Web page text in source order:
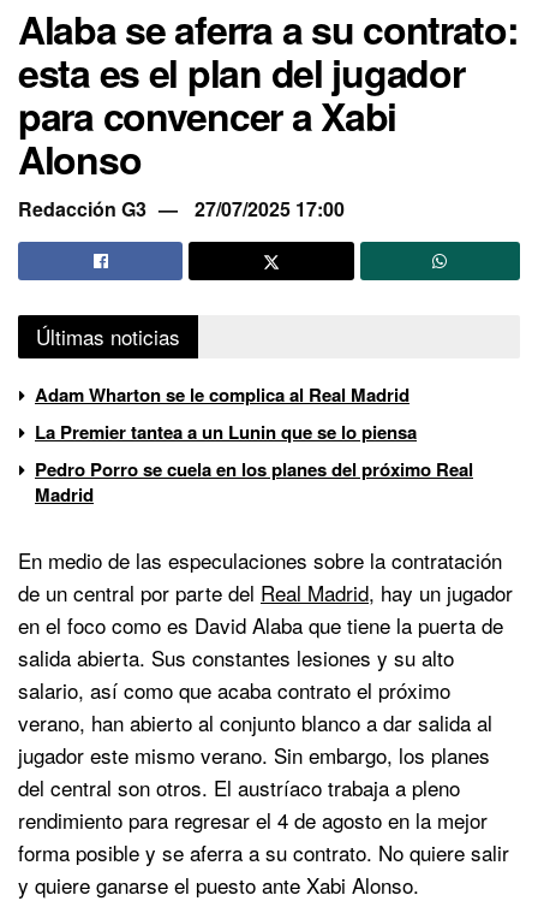
Alaba se aferra a su contrato:
esta es el plan del jugador
para convencer a Xabi
Alonso
Redacción G3 27/07/2025 17:00
Últimas noticias
Adam Wharton se le complica al Real Madrid
La Premier tantea a un Lunin que se lo piensa
Pedro Porro se cuela en los planes del próximo Real
Madrid
En medio de las especulaciones sobre la contratación
de un central por parte del Real Madrid, hay un jugador
en el foco como es David Alaba que tiene la puerta de
salida abierta. Sus constantes lesiones y su alto
salario, así como que acaba contrato el próximo
verano, han abierto al conjunto blanco a dar salida al
jugador este mismo verano. Sin embargo, los planes
del central son otros. El austríaco trabaja a pleno
rendimiento para regresar el 4 de agosto en la mejor
forma posible y se aferra a su contrato. No quiere salir
y quiere ganarse el puesto ante Xabi Alonso.